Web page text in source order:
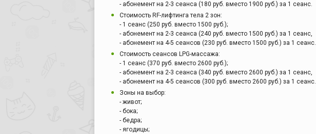
- абонемент на 2-3 сеанса (180 руб. вместо 1900 руб.) за 1 сеанс.
Стоимость RF-лифтинга тела 2 зон:
- 1 сеанс (250 руб. вместо 1500 руб.);
- абонемент на 2-3 сеанса (240 руб. вместо 1500 руб.) за 1 сеанс,
- абонемент на 4-5 сеансов (230 руб. вместо 1500 руб.) за 1 сеанс.
Стоимость сеансов LPG-массажа:
- 1 сеанс (370 руб. вместо 2600 руб.);
- абонемент на 2-3 сеанса (340 руб. вместо 2600 руб.) за 1 сеанс,
- абонемент на 4-5 сеансов (300 руб. вместо 2600 руб.) за 1 сеанс.
Зоны на выбор:
- живот;
- бока;
- бедра;
- ягодицы;